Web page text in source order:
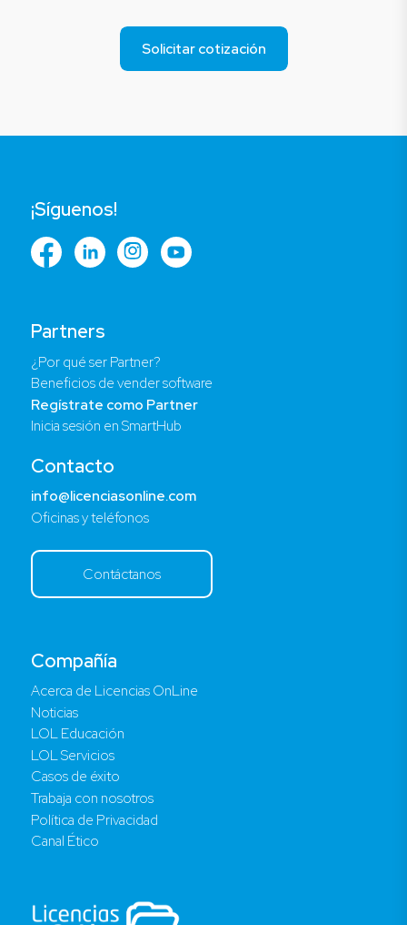
Solicitar cotización
Compañía
Acerca de Licencias OnLine
Noticias
LOL Educación
LOL Servicios
Casos de éxito
Trabaja con nosotros
Política de Privacidad
Canal Ético
Partners
¿Por qué ser Partner?
Beneficios de vender software
Regístrate como Partner
Inicia sesión en SmartHub
Contacto
info@licenciasonline.com
Oficinas y teléfonos
Contáctanos
¡Síguenos!